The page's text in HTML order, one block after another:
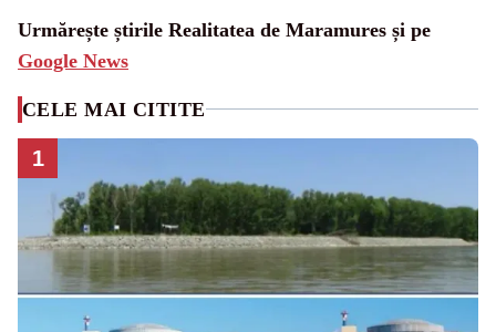
Urmărește știrile Realitatea de Maramures și pe
Google News
CELE MAI CITITE
1